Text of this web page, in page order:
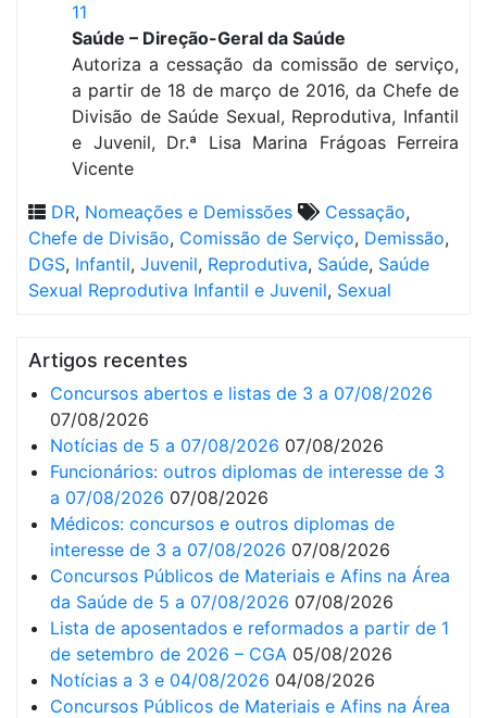
11
Saúde – Direção-Geral da Saúde
Autoriza a cessação da comissão de serviço,
a partir de 18 de março de 2016, da Chefe de
Divisão de Saúde Sexual, Reprodutiva, Infantil
e Juvenil, Dr.ª Lisa Marina Frágoas Ferreira
Vicente
DR, Nomeações e Demissões Cessação,
Chefe de Divisão, Comissão de Serviço, Demissão,
DGS, Infantil, Juvenil, Reprodutiva, Saúde, Saúde
Sexual Reprodutiva Infantil e Juvenil, Sexual
Artigos recentes
Concursos abertos e listas de 3 a 07/08/2026
07/08/2026
Notícias de 5 a 07/08/2026 07/08/2026
Funcionários: outros diplomas de interesse de 3
a 07/08/2026 07/08/2026
Médicos: concursos e outros diplomas de
interesse de 3 a 07/08/2026 07/08/2026
Concursos Públicos de Materiais e Afins na Área
da Saúde de 5 a 07/08/2026 07/08/2026
Lista de aposentados e reformados a partir de 1
de setembro de 2026 – CGA 05/08/2026
Notícias a 3 e 04/08/2026 04/08/2026
Concursos Públicos de Materiais e Afins na Área